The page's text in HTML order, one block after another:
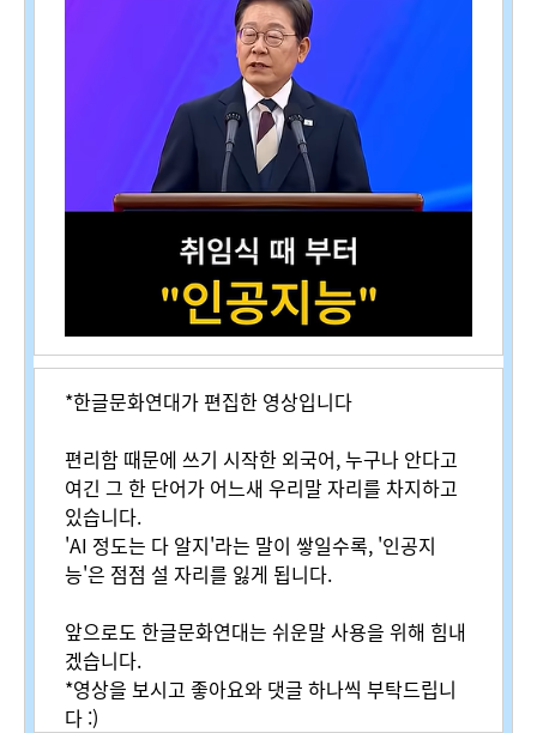
*한글문화연대가 편집한 영상입니다
편리함 때문에 쓰기 시작한 외국어, 누구나 안다고
여긴 그 한 단어가 어느새 우리말 자리를 차지하고
있습니다.
'AI 정도는 다 알지'라는 말이 쌓일수록, '인공지
능'은 점점 설 자리를 잃게 됩니다.
앞으로도 한글문화연대는 쉬운말 사용을 위해 힘내
겠습니다.
*영상을 보시고 좋아요와 댓글 하나씩 부탁드립니
다 :)